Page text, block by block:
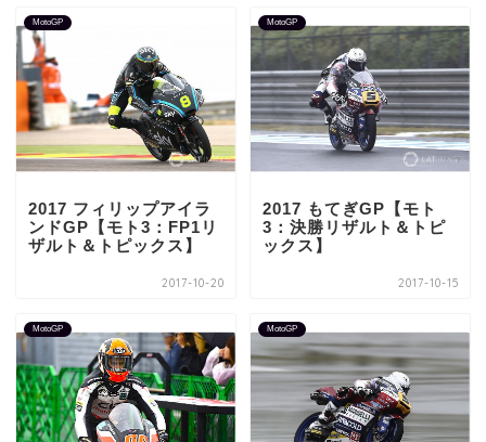
MotoGP
2017 フィリップアイラ
ンドGP【モト3：FP1リ
ザルト＆トピックス】
2017-10-20
MotoGP
2017 もてぎGP【モト
3：決勝リザルト＆トピ
ックス】
2017-10-15
MotoGP MotoGP